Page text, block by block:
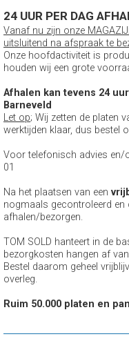
24 UUR PER DAG
Vanaf nu zijn onze
uitsluitend na afspraak te
Onze hoofdactiviteit is
houden wij een grote
Afhalen kan tevens 24
Barneveld
Let op; Wij zetten de platen
werktijden klaar, dus bestel
Voor telefonisch advies en/
01
Na het plaatsen van een
nogmaals gecontroleerd
afhalen/bezorgen.
TOM SOLD hanteert in de
bezorgkosten hangen af
Bestel daarom geheel
overleg.
Ruim 50.000 platen en